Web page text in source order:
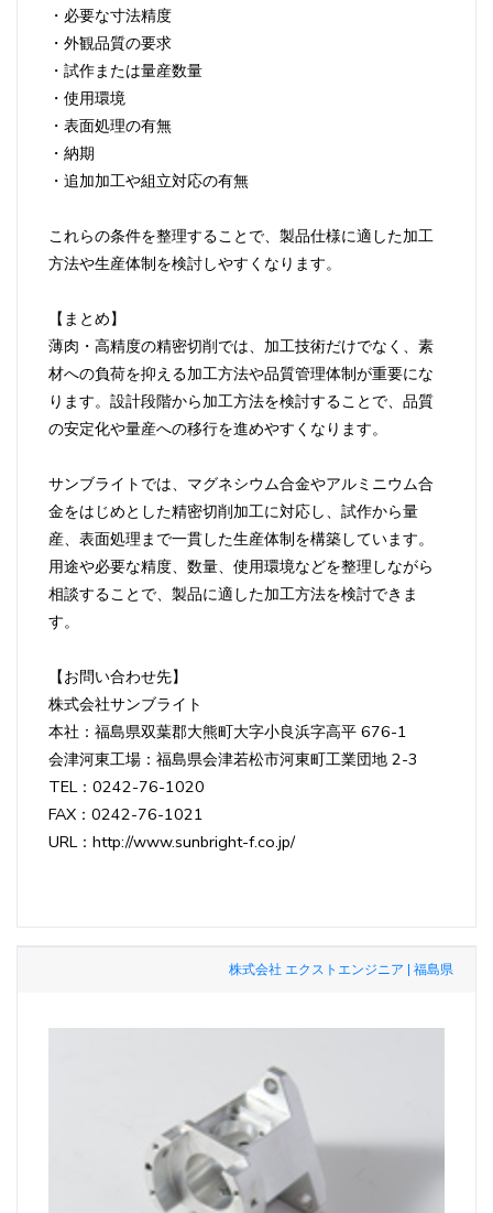
・必要な寸法精度
・外観品質の要求
・試作または量産数量
・使用環境
・表面処理の有無
・納期
・追加加工や組立対応の有無
これらの条件を整理することで、製品仕様に適した加工
方法や生産体制を検討しやすくなります。
【まとめ】
薄肉・高精度の精密切削では、加工技術だけでなく、素
材への負荷を抑える加工方法や品質管理体制が重要にな
ります。設計段階から加工方法を検討することで、品質
の安定化や量産への移行を進めやすくなります。
サンブライトでは、マグネシウム合金やアルミニウム合
金をはじめとした精密切削加工に対応し、試作から量
産、表面処理まで一貫した生産体制を構築しています。
用途や必要な精度、数量、使用環境などを整理しながら
相談することで、製品に適した加工方法を検討できま
す。
【お問い合わせ先】
株式会社サンブライト
本社：福島県双葉郡大熊町大字小良浜字高平 676-1
会津河東工場：福島県会津若松市河東町工業団地 2-3
TEL：0242-76-1020
FAX：0242-76-1021
URL：http://www.sunbright-f.co.jp/
株式会社 エクストエンジニア | 福島県